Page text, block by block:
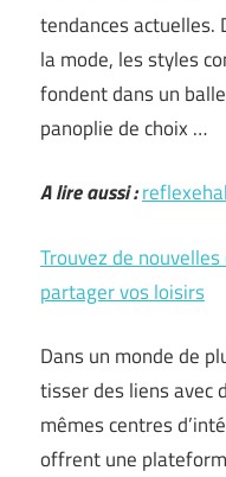
tendances actuelles.
la mode, les styles
fondent dans un
panoplie de choix …
A lire aussi :
Trouvez de
partager vos loisirs
Dans un monde de
tisser des liens avec
mêmes centres
offrent une